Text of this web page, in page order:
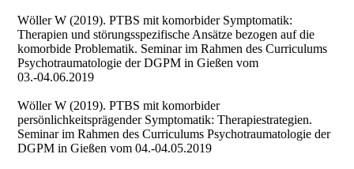
Wöller W (2019). PTBS mit komorbider Symptomatik:
Therapien und störungsspezifische Ansätze bezogen auf die
komorbide Problematik. Seminar im Rahmen des Curriculums
Psychotraumatologie der DGPM in Gießen vom
03.-04.06.2019
Wöller W (2019). PTBS mit komorbider
persönlichkeitsprägender Symptomatik: Therapiestrategien.
Seminar im Rahmen des Curriculums Psychotraumatologie der
DGPM in Gießen vom 04.-04.05.2019